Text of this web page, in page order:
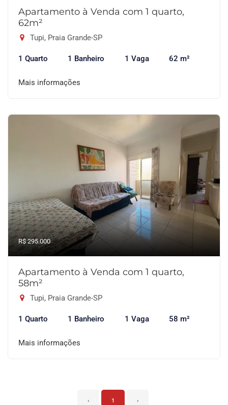
Apartamento à Venda com 1 quarto,
62m²
Tupi, Praia Grande-SP
1 Quarto 1 Banheiro 1 Vaga 62 m²
Mais informações
R$ 295.000
Apartamento à Venda com 1 quarto,
58m²
Tupi, Praia Grande-SP
1 Quarto 1 Banheiro 1 Vaga 58 m²
Mais informações
‹ 1 ›